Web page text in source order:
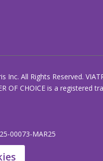
Inc. All Rights Reserved.
OF CHOICE is a registered
00073-MAR25